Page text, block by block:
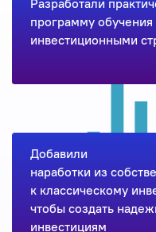
Разработали
программу
инвестиционными
Добавили
наработки из
к классическому
чтобы создать
инвестициям